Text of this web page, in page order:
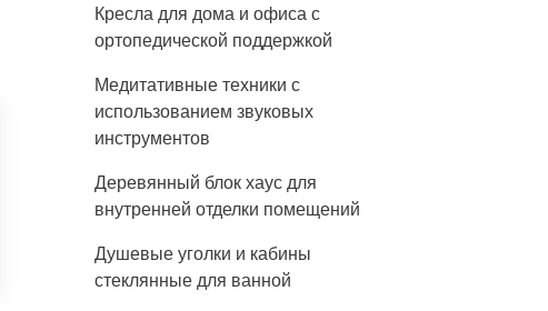
Кресла для дома и офиса с
ортопедической поддержкой
Медитативные техники с
использованием звуковых
инструментов
Деревянный блок хаус для
внутренней отделки помещений
Душевые уголки и кабины
стеклянные для ванной